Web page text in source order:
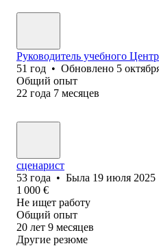
Руководитель учебного
51 год • Обновлено 5
Общий опыт
22 года 7 месяцев
сценарист
53 года • Была 19 июля 2025
1 000 €
Не ищет работу
Общий опыт
20 лет 9 месяцев
Другие резюме